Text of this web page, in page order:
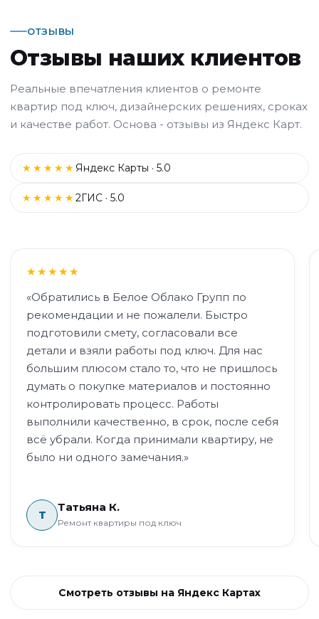
ОТЗЫВЫ
Отзывы наших клиентов
Реальные впечатления клиентов о ремонте
квартир под ключ, дизайнерских решениях, сроках
и качестве работ. Основа - отзывы из Яндекс Карт.
★★★★★ Яндекс Карты · 5.0
★★★★★2ГИС · 5.0
★★★★★
«Обратились в Белое Облако Групп по
рекомендации и не пожалели. Быстро
подготовили смету, согласовали все
детали и взяли работы под ключ. Для нас
большим плюсом стало то, что не пришлось
думать о покупке материалов и постоянно
контролировать процесс. Работы
выполнили качественно, в срок, после себя
всё убрали. Когда принимали квартиру, не
было ни одного замечания.»
Т
Татьяна К.
Ремонт квартиры под ключ
Смотреть отзывы на Яндекс Картах